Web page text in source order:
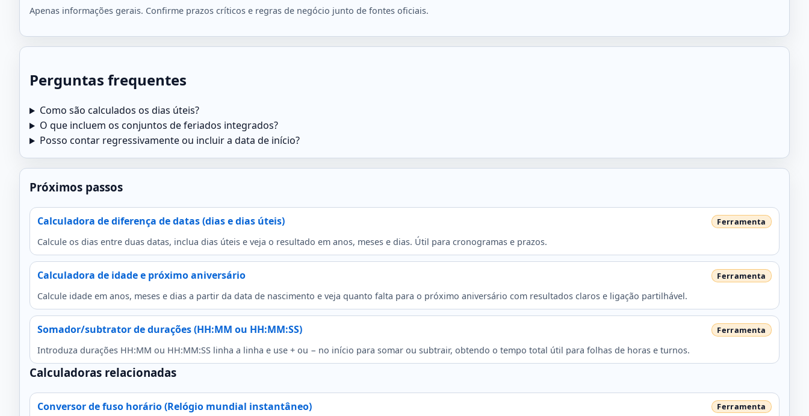
Apenas informações gerais. Confirme prazos críticos e regras de negócio junto de fontes oficiais.
Perguntas frequentes
Como são calculados os dias úteis?
O que incluem os conjuntos de feriados integrados?
Posso contar regressivamente ou incluir a data de início?
Próximos passos
Calculadora de diferença de datas (dias e dias úteis)
Calcule os dias entre duas datas, inclua dias úteis e veja o resultado em anos, meses e dias. Útil para cronogramas e prazos.
Calculadora de idade e próximo aniversário
Calcule idade em anos, meses e dias a partir da data de nascimento e veja quanto falta para o próximo aniversário com resultados claros e ligação partilhável.
Somador/subtrator de durações (HH:MM ou HH:MM:SS)
Introduza durações HH:MM ou HH:MM:SS linha a linha e use + ou − no início para somar ou subtrair, obtendo o tempo total útil para folhas de horas e turnos.
Calculadoras relacionadas
Conversor de fuso horário (Relógio mundial instantâneo)